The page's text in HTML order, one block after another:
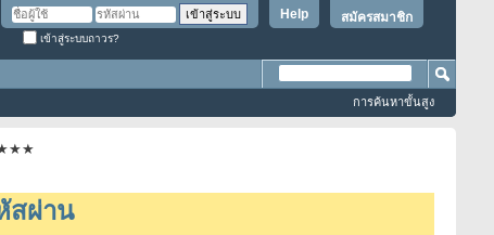
สมัครสมาชิก
Help
เข้าสู่ระบบถาวร?
การค้นหาขั้นสูง
สผ่าน